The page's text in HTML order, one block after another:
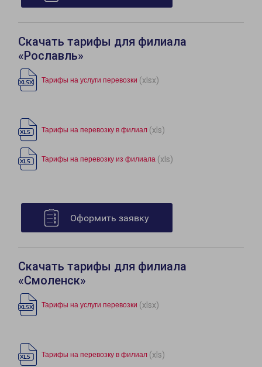
Скачать тарифы для филиала
«Рославль»
Тарифы на услуги перевозки (xlsx)
Тарифы на перевозку в филиал (xls)
Тарифы на перевозку из филиала (xls)
Оформить заявку
Скачать тарифы для филиала
«Смоленск»
Тарифы на услуги перевозки (xlsx)
Тарифы на перевозку в филиал (xls)